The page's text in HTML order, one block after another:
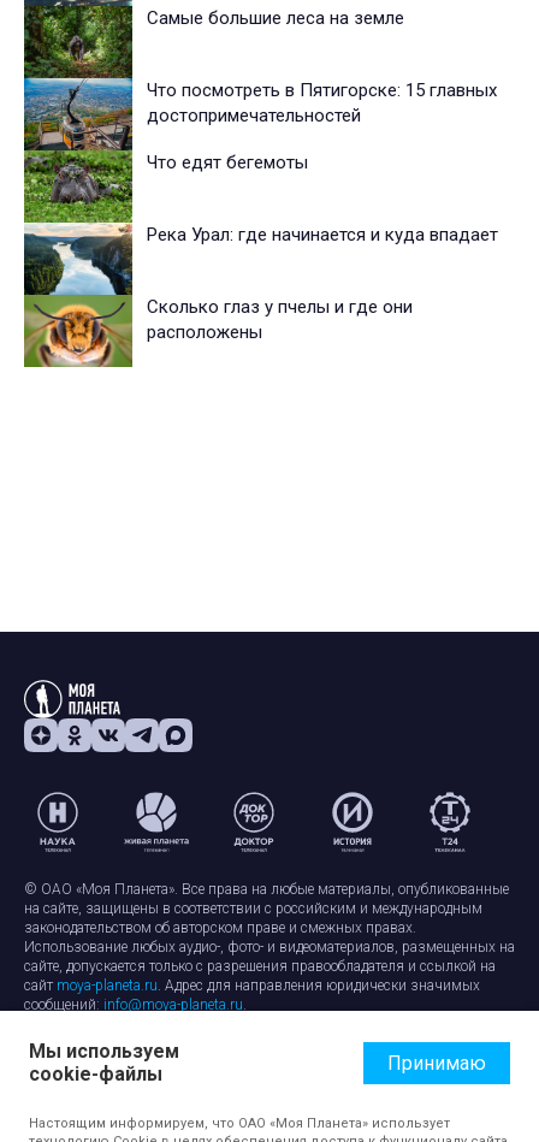
Самые большие леса на земле
Что посмотреть в Пятигорске: 15 главных
достопримечательностей
Что едят бегемоты
Река Урал: где начинается и куда впадает
Сколько глаз у пчелы и где они
расположены
© ОАО «Моя Планета». Все права на любые материалы, опубликованные
на сайте, защищены в соответствии с российским и международным
законодательством об авторском праве и смежных правах.
Использование любых аудио-, фото- и видеоматериалов, размещенных на
сайте, допускается только с разрешения правообладателя и ссылкой на
сайт moya-planeta.ru. Адрес для направления юридически значимых
сообщений: info@moya-planeta.ru.
Правила сайтаРабота с cookie-файлами
Защита персональных данных
Обработка персональных данных
Мы используем
cookie-файлы
Принимаю
Настоящим информируем, что ОАО «Моя Планета» использует